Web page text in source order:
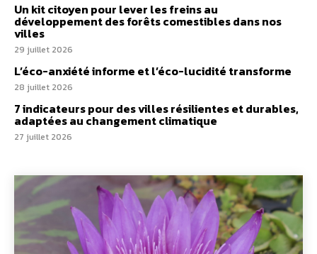
Un kit citoyen pour lever les freins au
développement des forêts comestibles dans nos
villes
29 juillet 2026
L’éco-anxiété informe et l’éco-lucidité transforme
28 juillet 2026
7 indicateurs pour des villes résilientes et durables,
adaptées au changement climatique
27 juillet 2026